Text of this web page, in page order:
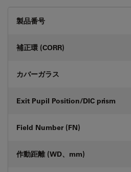
製品番号
補正環 (CORR)
カバーガラス
Exit Pupil Position/DIC prism
Field Number (FN)
作動距離 (WD、mm)